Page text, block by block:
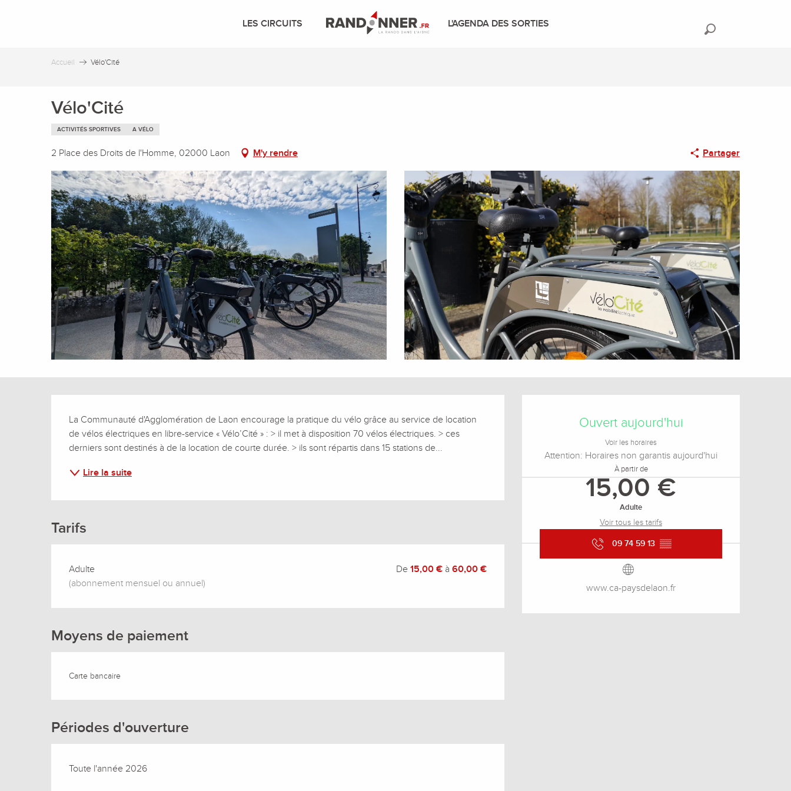
LES CIRCUITS L'AGENDA DES SORTIES
Accueil Vélo'Cité
Vélo'Cité
ACTIVITÉS SPORTIVES A VÉLO
2 Place des Droits de l'Homme, 02000 Laon M'y rendre Partager
Ouverture et
Ouvert aujourd'hui
Voir les horaires
Attention: Horaires non garantis aujourd'hui
À partir de
15,00 €
Adulte
Voir tous les tarifs
09 74 59 13 ▒▒
www.ca-paysdelaon.fr
Description
La Communauté d'Agglomération de Laon encourage la pratique du vélo grâce au service de location
de vélos électriques en libre-service « Vélo’Cité » : > il met à disposition 70 vélos électriques. > ces
derniers sont destinés à de la location de courte durée. > ils sont répartis dans 15 stations de...
Lire la suite
Tarifs
Adulte
(abonnement mensuel ou annuel)
De15,00 € à60,00 €
Moyens de paiement
Carte bancaire
Périodes d'ouverture
Toute l'année 2026